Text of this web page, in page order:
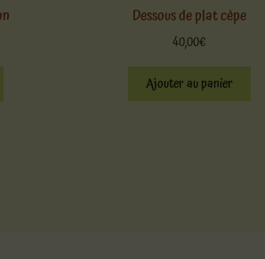
Dessous de plat cèpe
40,00€
Ajouter au panier